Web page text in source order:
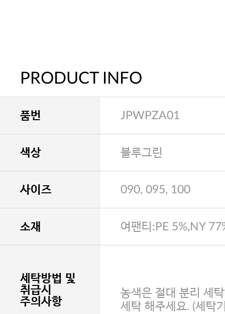
PRODUCT INFO
품번 JPWPZA01
색상 블루그린
사이즈 090, 095, 100
소재 여팬티:PE 5%,NY
세탁방법 및
취급시
주의사항
농색은 절대 분리 세
세탁 해주세요. (세탁